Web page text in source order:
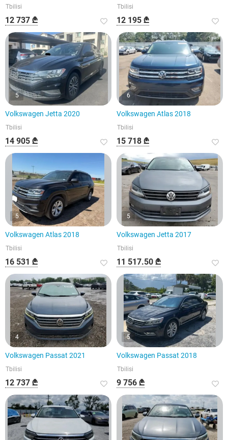
Tbilisi
12 737 ₾
Tbilisi
12 195 ₾
5
Volkswagen Jetta 2020
Tbilisi
14 905 ₾
6
Volkswagen Atlas 2018
Tbilisi
15 718 ₾
5
Volkswagen Atlas 2018
Tbilisi
16 531 ₾
5
Volkswagen Jetta 2017
Tbilisi
11 517.50 ₾
4
Volkswagen Passat 2021
Tbilisi
12 737 ₾
5
Volkswagen Passat 2018
Tbilisi
9 756 ₾